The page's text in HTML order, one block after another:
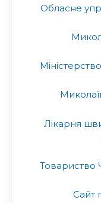
Обласне
Лікарня
Товариство
Сайт